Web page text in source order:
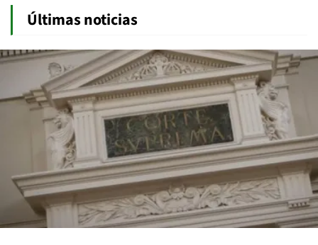
Últimas noticias